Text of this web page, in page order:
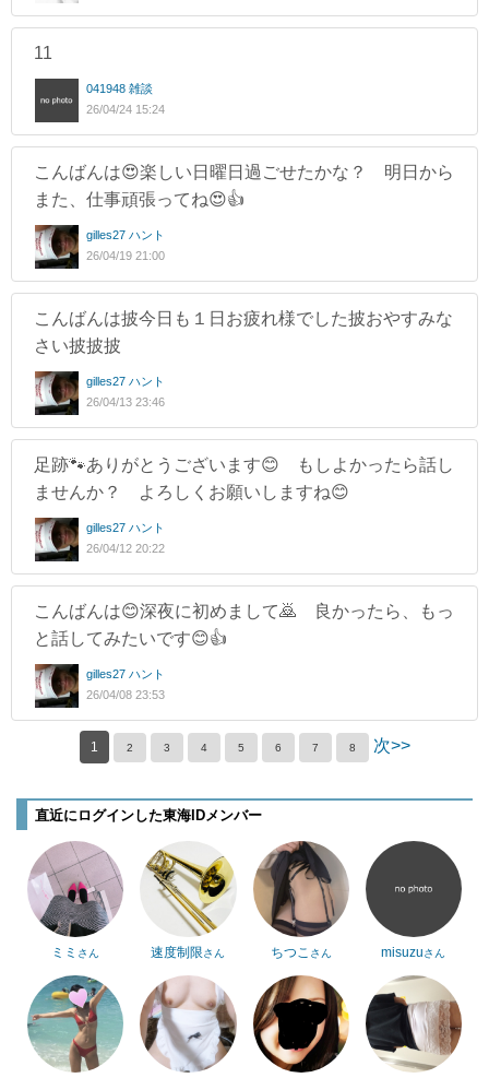
11
041948 雑談
26/04/24 15:24
こんばんは😍楽しい日曜日過ごせたかな？ 明日から
また、仕事頑張ってね😍👍
gilles27 ハント
26/04/19 21:00
こんばんは披今日も１日お疲れ様でした披おやすみな
さい披披披
gilles27 ハント
26/04/13 23:46
足跡🐾ありがとうございます😊 もしよかったら話し
ませんか？ よろしくお願いしますね😊
gilles27 ハント
26/04/12 20:22
こんばんは😊深夜に初めまして🙇 良かったら、もっ
と話してみたいです😊👍
gilles27 ハント
26/04/08 23:53
1 2 3 4 5 6 7 8 次>>
直近にログインした東海IDメンバー
ミミ さん 速度制限さん ちつこ さん misuzuさん